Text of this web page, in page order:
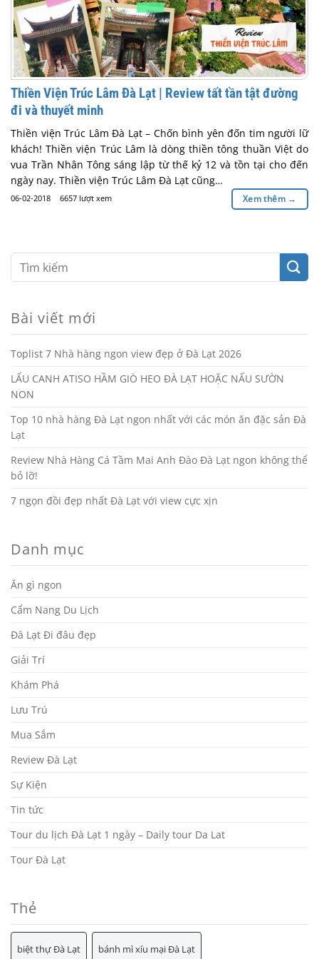
Thiền Viện Trúc Lâm Đà Lạt | Review tất tần tật đường
đi và thuyết minh
Thiền viện Trúc Lâm Đà Lạt – Chốn bình yên đốn tim người lữ
khách! Thiền viện Trúc Lâm là dòng thiền tông thuần Việt do
vua Trần Nhân Tông sáng lập từ thế kỷ 12 và tồn tại cho đến
ngày nay. Thiền viện Trúc Lâm Đà Lạt cũng…
06-02-2018 6657 lượt xem Xem thêm →
Bài viết mới
Toplist 7 Nhà hàng ngon view đẹp ở Đà Lạt 2026
LẨU CANH ATISO HẦM GIÒ HEO ĐÀ LẠT HOẶC NẤU SƯỜN
NON
Top 10 nhà hàng Đà Lạt ngon nhất với các món ăn đặc sản Đà
Lạt
Review Nhà Hàng Cá Tầm Mai Anh Đào Đà Lạt ngon không thể
bỏ lỡ!
7 ngọn đồi đẹp nhất Đà Lạt với view cực xịn
Danh mục
Ăn gì ngon
Cẩm Nang Du Lịch
Đà Lạt Đi đâu đẹp
Giải Trí
Khám Phá
Lưu Trú
Mua Sắm
Review Đà Lạt
Sự Kiện
Tin tức
Tour du lịch Đà Lạt 1 ngày – Daily tour Da Lat
Tour Đà Lạt
Thẻ
biệt thự Đà Lạt bánh mì xíu mại Đà Lạt